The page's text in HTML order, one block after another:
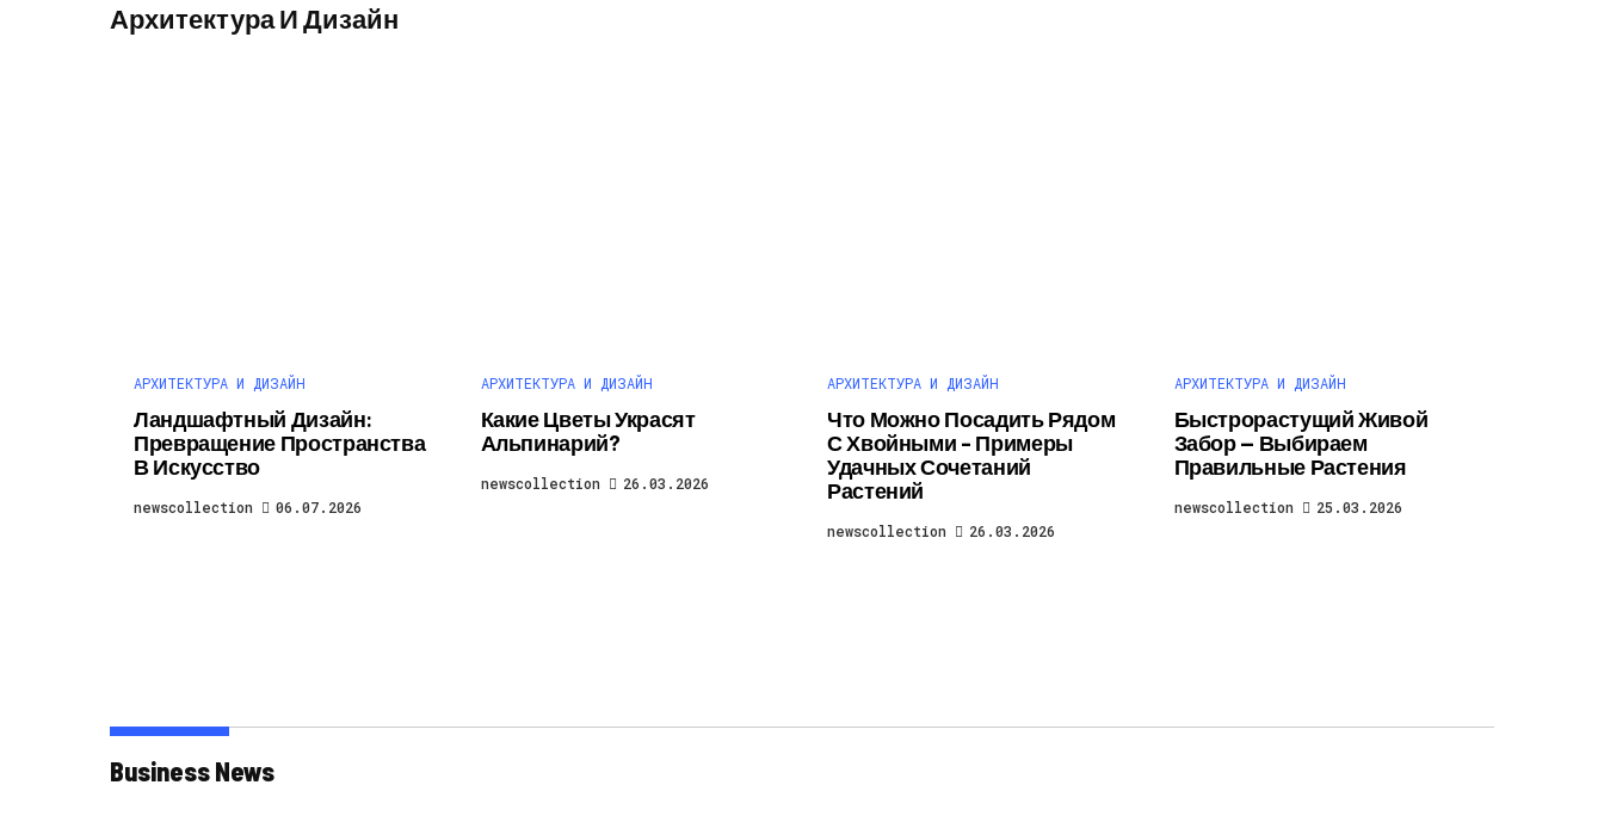
Архитектура И Дизайн
АРХИТЕКТУРА И ДИЗАЙН
Ландшафтный Дизайн:
Превращение Пространства
В Искусство
newscollection 06.07.2026
АРХИТЕКТУРА И ДИЗАЙН
Какие Цветы Украсят
Альпинарий?
newscollection 26.03.2026
АРХИТЕКТУРА И ДИЗАЙН
Что Можно Посадить Рядом
С Хвойными – Примеры
Удачных Сочетаний
Растений
newscollection 26.03.2026
АРХИТЕКТУРА И ДИЗАЙН
Быстрорастущий Живой
Забор — Выбираем
Правильные Растения
newscollection 25.03.2026
Business News